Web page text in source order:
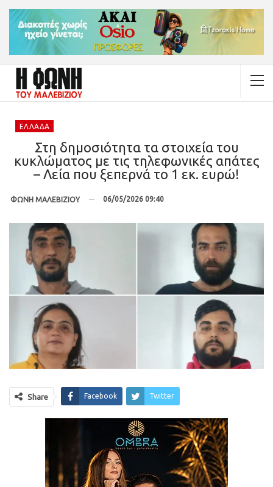
ΕΛΛΆΔΑ
Στη δημοσιότητα τα στοιχεία του
κυκλώματος με τις τηλεφωνικές απάτες
– Λεία που ξεπερνά το 1 εκ. ευρώ!
ΦΩΝΗ ΜΑΛΕΒΙΖΙΟΥ 06/05/2026 09:40
Share Facebook Twitter